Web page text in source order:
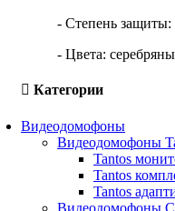
- Степень защиты:
- Цвета:
Категории
Видеодомофоны
Видеодомофоны
Tantos
Tantos
Tantos
Видеодомофоны